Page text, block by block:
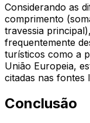
Considerando as
comprimento
travessia
frequentemente
turísticos como a
União Europeia,
citadas nas fontes
Conclusão